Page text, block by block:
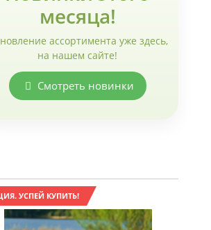
месяца!
ассортимента уже здесь,
на нашем сайте!
Смотреть новинки
УСПЕЙ КУПИТЬ!